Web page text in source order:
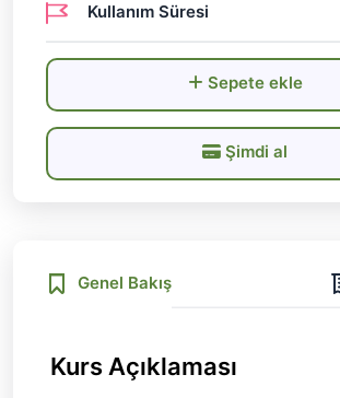
Genel Bakış
Kurs Açıklaması
Kullanım Süresi
Sepete ekle
Şimdi al